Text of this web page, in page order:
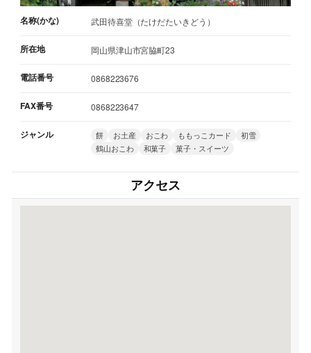
名称(かな) 武田待喜堂（たけだたいきどう）
所在地 岡山県津山市宮脇町23
電話番号 0868223676
FAX番号 0868223647
ジャンル 餅 お土産 おこわ ももっこカード
初雪
鶴山おこわ
和菓子 菓子・スイーツ
アクセス